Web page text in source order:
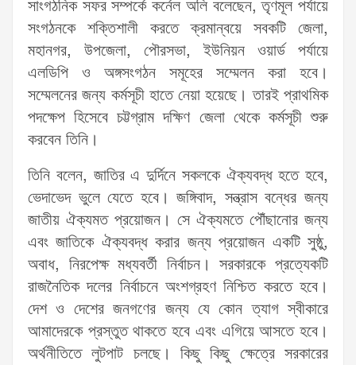
সাংগঠনিক সফর সম্পর্কে কর্নেল অলি বলেছেন, তৃণমূল পর্যায়ে
সংগঠনকে শক্তিশালী করতে ক্রমান্বয়ে সবকটি জেলা,
মহানগর, উপজেলা, পৌরসভা, ইউনিয়ন ওয়ার্ড পর্যায়ে
এলডিপি ও অঙ্গসংগঠন সমূহের সম্মেলন করা হবে।
সম্মেলনের জন্য কর্মসূচী হাতে নেয়া হয়েছে। তারই প্রাথমিক
পদক্ষেপ হিসেবে চট্টগ্রাম দক্ষিণ জেলা থেকে কর্মসূচী শুরু
করবেন তিনি।
তিনি বলেন, জাতির এ দুর্দিনে সকলকে ঐক্যবদ্ধ হতে হবে,
ভেদাভেদ ভুলে যেতে হবে। জঙ্গিবাদ, সন্ত্রাস বন্ধের জন্য
জাতীয় ঐক্যমত প্রয়োজন। সে ঐক্যমতে পৌঁছানোর জন্য
এবং জাতিকে ঐক্যবদ্ধ করার জন্য প্রয়োজন একটি সুষ্ঠু,
অবাধ, নিরপেক্ষ মধ্যবর্তী নির্বাচন। সরকারকে প্রত্যেকটি
রাজনৈতিক দলের নির্বাচনে অংশগ্রহণ নিশ্চিত করতে হবে।
দেশ ও দেশের জনগণের জন্য যে কোন ত্যাগ স্বীকারে
আমাদেরকে প্রস্তুত থাকতে হবে এবং এগিয়ে আসতে হবে।
অর্থনীতিতে লুটপাট চলছে। কিছু কিছু ক্ষেত্রে সরকারের